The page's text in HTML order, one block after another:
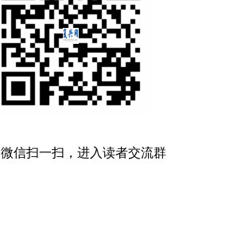
微信扫一扫，进入读者交流群